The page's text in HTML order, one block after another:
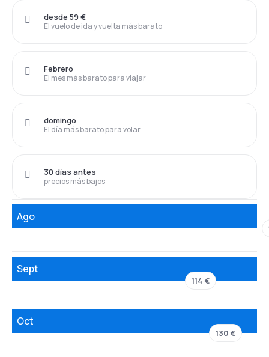
El vuelo de ida y vuelta más barato
desde 59 €
El mes más barato para viajar
Febrero
El día más barato para volar
domingo
precios más bajos
30 días antes
Ago
Sept
114 €
Oct
130 €